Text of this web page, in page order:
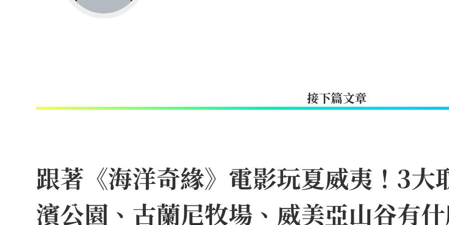
接下篇文章
跟著《海洋奇緣》電影玩夏威夷！3大
濱公園、古蘭尼牧場、威美亞山谷有